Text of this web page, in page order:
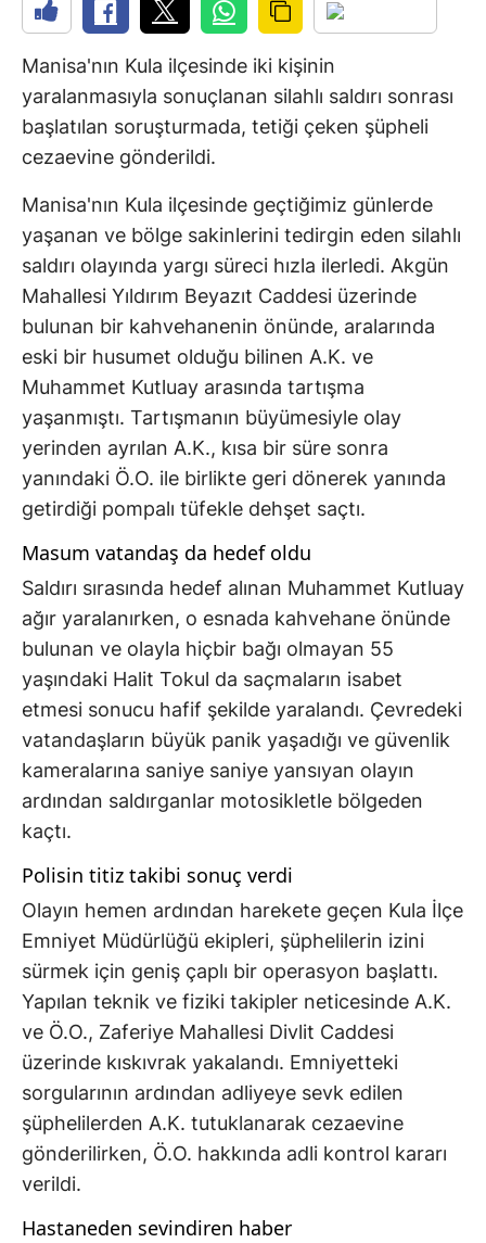
Manisa'nın Kula ilçesinde iki kişinin
yaralanmasıyla sonuçlanan silahlı saldırı sonrası
başlatılan soruşturmada, tetiği çeken şüpheli
cezaevine gönderildi.
Manisa'nın Kula ilçesinde geçtiğimiz günlerde
yaşanan ve bölge sakinlerini tedirgin eden silahlı
saldırı olayında yargı süreci hızla ilerledi. Akgün
Mahallesi Yıldırım Beyazıt Caddesi üzerinde
bulunan bir kahvehanenin önünde, aralarında
eski bir husumet olduğu bilinen A.K. ve
Muhammet Kutluay arasında tartışma
yaşanmıştı. Tartışmanın büyümesiyle olay
yerinden ayrılan A.K., kısa bir süre sonra
yanındaki Ö.O. ile birlikte geri dönerek yanında
getirdiği pompalı tüfekle dehşet saçtı.
Masum vatandaş da hedef oldu
Saldırı sırasında hedef alınan Muhammet Kutluay
ağır yaralanırken, o esnada kahvehane önünde
bulunan ve olayla hiçbir bağı olmayan 55
yaşındaki Halit Tokul da saçmaların isabet
etmesi sonucu hafif şekilde yaralandı. Çevredeki
vatandaşların büyük panik yaşadığı ve güvenlik
kameralarına saniye saniye yansıyan olayın
ardından saldırganlar motosikletle bölgeden
kaçtı.
Polisin titiz takibi sonuç verdi
Olayın hemen ardından harekete geçen Kula İlçe
Emniyet Müdürlüğü ekipleri, şüphelilerin izini
sürmek için geniş çaplı bir operasyon başlattı.
Yapılan teknik ve fiziki takipler neticesinde A.K.
ve Ö.O., Zaferiye Mahallesi Divlit Caddesi
üzerinde kıskıvrak yakalandı. Emniyetteki
sorgularının ardından adliyeye sevk edilen
şüphelilerden A.K. tutuklanarak cezaevine
gönderilirken, Ö.O. hakkında adli kontrol kararı
verildi.
Hastaneden sevindiren haber